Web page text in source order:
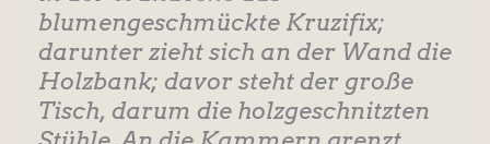
blumengeschmückte Kruzifix;
darunter zieht sich an der Wand die
Holzbank; davor steht der große
Tisch, darum die holzgeschnitzten